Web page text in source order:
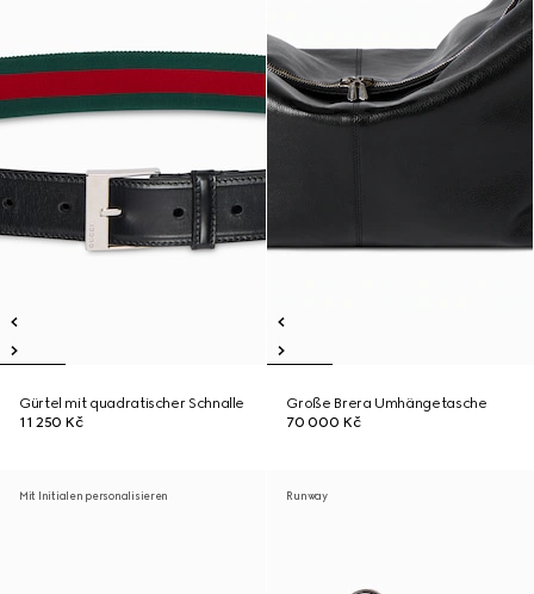
Gürtel mit quadratischer Schnalle
11 250 Kč
Große Brera Umhängetasche
70 000 Kč
Mit Initialen personalisieren Runway